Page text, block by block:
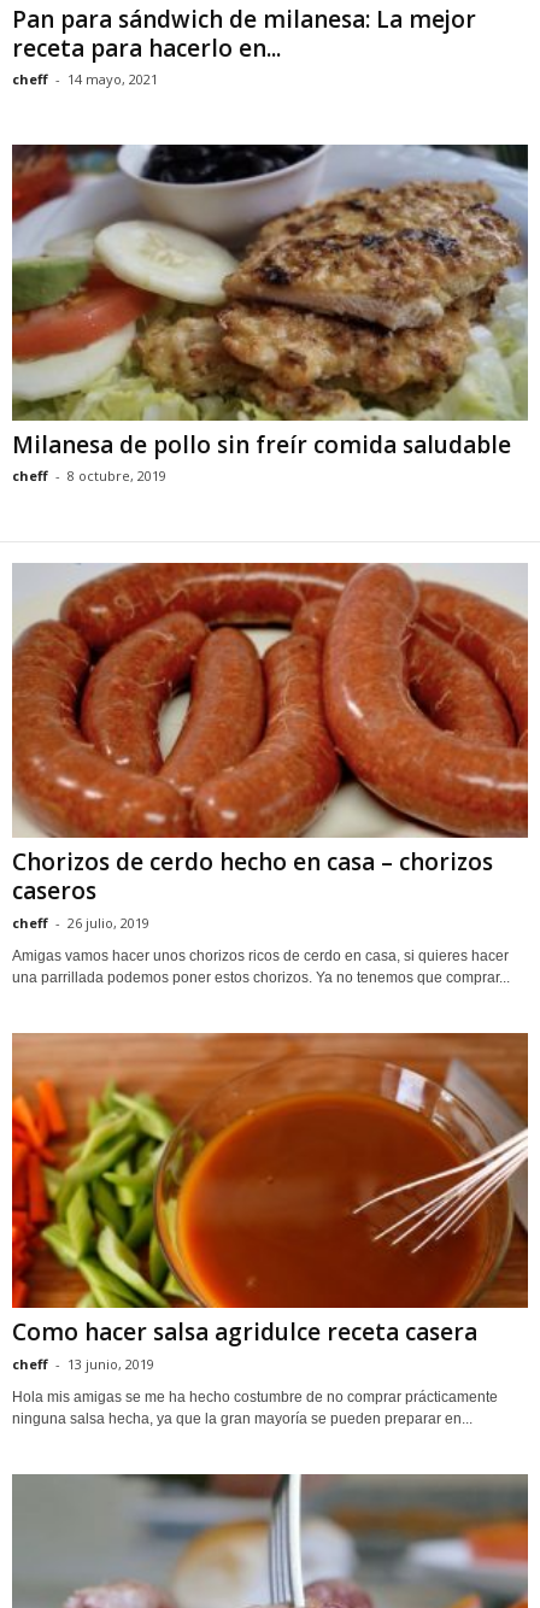
Pan para sándwich de milanesa: La mejor
receta para hacerlo en...
cheff - 14 mayo, 2021
Milanesa de pollo sin freír comida saludable
cheff - 8 octubre, 2019
Chorizos de cerdo hecho en casa – chorizos
caseros
cheff - 26 julio, 2019
Amigas vamos hacer unos chorizos ricos de cerdo en casa, si quieres hacer
una parrillada podemos poner estos chorizos. Ya no tenemos que comprar...
Como hacer salsa agridulce receta casera
cheff - 13 junio, 2019
Hola mis amigas se me ha hecho costumbre de no comprar prácticamente
ninguna salsa hecha, ya que la gran mayoría se pueden preparar en...